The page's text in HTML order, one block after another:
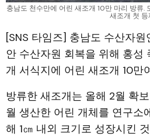
충남도 천수만에 어린 새조개 10만 마리 방류.
새조개 첫 등
[SNS 타임즈] 충남도 수산자
안 수산자원 회복을 위해 홍성
개 서식지에 어린 새조개 10만
방류한 새조개는 올해 2월 확
월 생산한 어린 개체를 연구소
해 1㎝ 내외 크기로 성장시킨